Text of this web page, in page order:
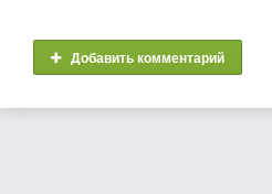
Добавить комментарий